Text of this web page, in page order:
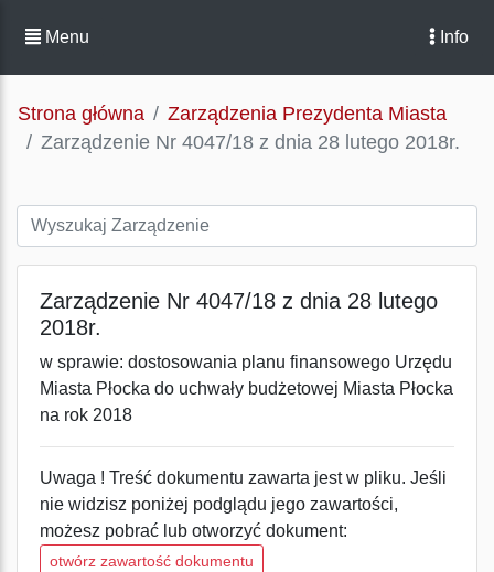
Menu Info
Strona główna
Zarządzenia Prezydenta Miasta
Zarządzenie Nr 4047/18 z dnia 28 lutego 2018r.
Zarządzenie Nr 4047/18 z dnia 28 lutego
2018r.
w sprawie: dostosowania planu finansowego Urzędu
Miasta Płocka do uchwały budżetowej Miasta Płocka
na rok 2018
Uwaga ! Treść dokumentu zawarta jest w pliku. Jeśli
nie widzisz poniżej podglądu jego zawartości,
możesz pobrać lub otworzyć dokument:
otwórz zawartość dokumentu